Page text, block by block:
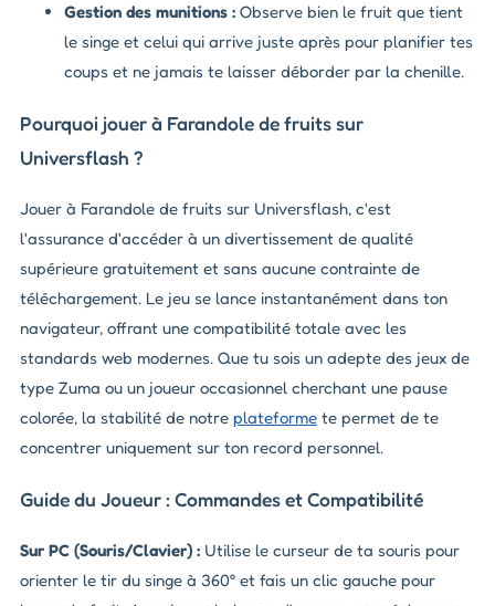
Gestion des munitions : Observe bien le fruit que tient
le singe et celui qui arrive juste après pour planifier tes
coups et ne jamais te laisser déborder par la chenille.
Pourquoi jouer à Farandole de fruits sur
Universflash ?
Jouer à Farandole de fruits sur Universflash, c'est
l'assurance d'accéder à un divertissement de qualité
supérieure gratuitement et sans aucune contrainte de
téléchargement. Le jeu se lance instantanément dans ton
navigateur, offrant une compatibilité totale avec les
standards web modernes. Que tu sois un adepte des jeux de
type Zuma ou un joueur occasionnel cherchant une pause
colorée, la stabilité de notre plateforme te permet de te
concentrer uniquement sur ton record personnel.
Guide du Joueur : Commandes et Compatibilité
Sur PC (Souris/Clavier) : Utilise le curseur de ta souris pour
orienter le tir du singe à 360° et fais un clic gauche pour